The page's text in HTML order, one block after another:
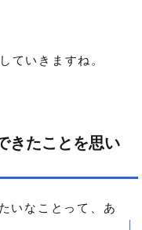
ていきますね。
きたことを思い
いなことって、あ